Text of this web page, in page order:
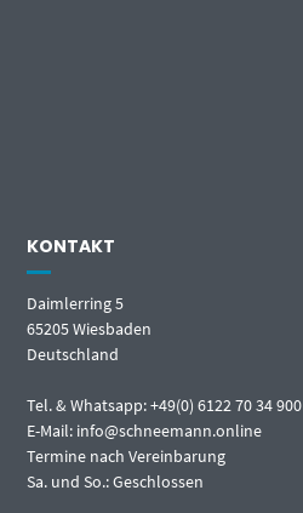
KONTAKT
Daimlerring 5
65205 Wiesbaden
Deutschland
Tel. & Whatsapp: +49(0) 6122 70 34 900
E-Mail: info@schneemann.online
Termine nach Vereinbarung
Sa. und So.: Geschlossen